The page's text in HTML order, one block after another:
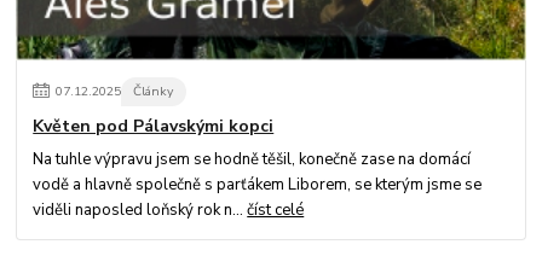
07.12.2025 Články
Květen pod Pálavskými kopci
Na tuhle výpravu jsem se hodně těšil, konečně zase na domácí
vodě a hlavně společně s parťákem Liborem, se kterým jsme se
viděli naposled loňský rok n...číst celé